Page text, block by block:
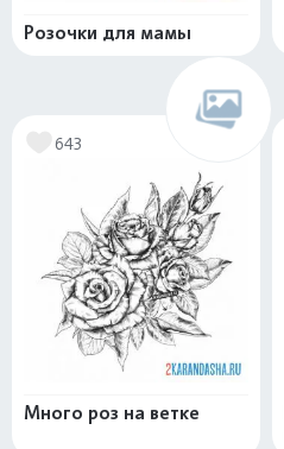
Розочки для мамы
643
Много роз на ветке